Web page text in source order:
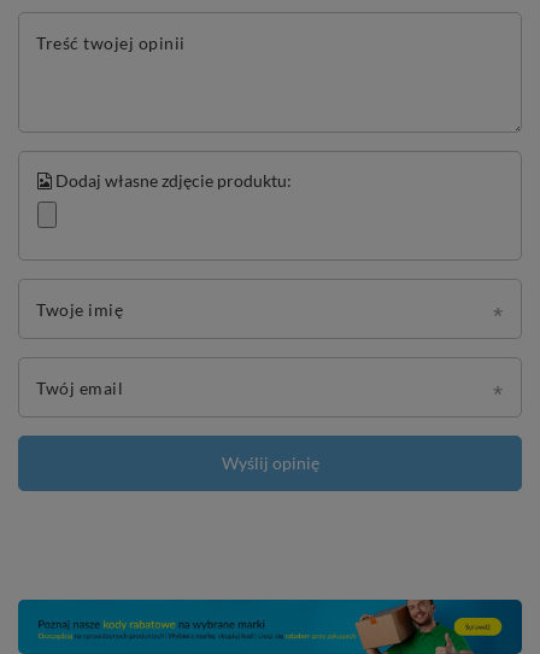
Treść twojej opinii
Dodaj własne zdjęcie produktu:
Twoje imię
Twój email
Wyślij opinię